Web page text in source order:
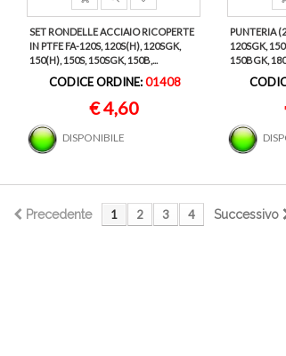
SET RONDELLE ACCIAIO RICOPERTE
IN PTFE FA-120S, 120S(H), 120SGK,
150(H), 150S, 150SGK, 150B,...
CODICE ORDINE:01408
€ 4,60
DISPONIBILE
PUNTERIA
120SGK,
150BGK,
Precedente 1 2 3 4 Successivo